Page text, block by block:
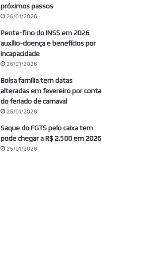
próximos passos
26/01/2026
Pente-fino do INSS em 2026
auxílio-doença e benefícios por
incapacidade
26/01/2026
Bolsa família tem datas
alteradas em fevereiro por conta
do feriado de carnaval
25/01/2026
Saque do FGTS pelo caixa tem
pode chegar a R$ 2.500 em 2026
25/01/2026